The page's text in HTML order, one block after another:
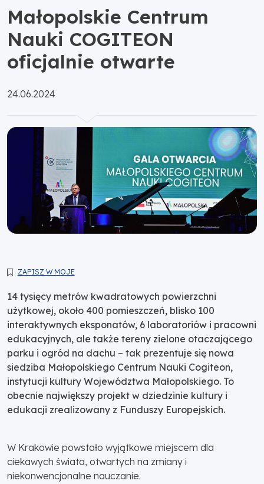
Małopolskie Centrum
Nauki COGITEON
oficjalnie otwarte
Opublikowano:
24.06.2024
ZAPISZ W MOJE
14 tysięcy metrów kwadratowych powierzchni
użytkowej, około 400 pomieszczeń, blisko 100
interaktywnych eksponatów, 6 laboratoriów i pracowni
edukacyjnych, ale także tereny zielone otaczającego
parku i ogród na dachu – tak prezentuje się nowa
siedziba Małopolskiego Centrum Nauki Cogiteon,
instytucji kultury Województwa Małopolskiego. To
obecnie największy projekt w dziedzinie kultury i
edukacji zrealizowany z Funduszy Europejskich.
W Krakowie powstało wyjątkowe miejscem dla
ciekawych świata, otwartych na zmiany i
niekonwencjonalne nauczanie.